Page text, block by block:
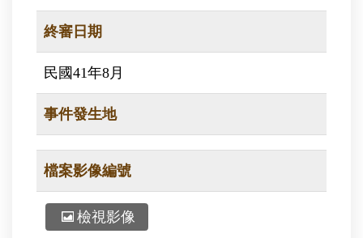
終審日期
民國41年8月
事件發生地
檔案影像編號
檢視影像